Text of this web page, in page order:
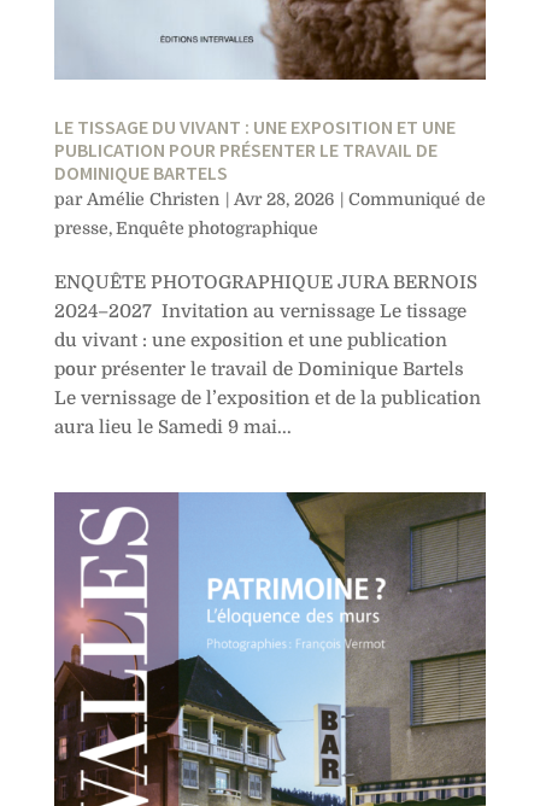
LE TISSAGE DU VIVANT : UNE EXPOSITION ET UNE
PUBLICATION POUR PRÉSENTER LE TRAVAIL DE
DOMINIQUE BARTELS
par Amélie Christen | Avr 28, 2026 | Communiqué de
presse,Enquête photographique
ENQUÊTE PHOTOGRAPHIQUE JURA BERNOIS
2024–2027 Invitation au vernissage Le tissage
du vivant : une exposition et une publication
pour présenter le travail de Dominique Bartels
Le vernissage de l’exposition et de la publication
aura lieu le Samedi 9 mai...